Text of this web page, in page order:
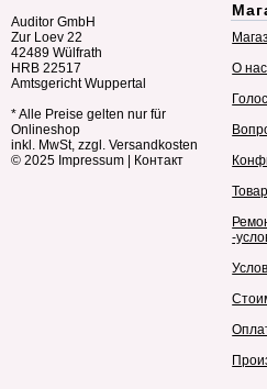
Auditor GmbH
Zur Loev 22
42489 Wülfrath
HRB 22517
Amtsgericht Wuppertal
* Alle Preise gelten nur für
Onlineshop
inkl. MwSt, zzgl. Versandkosten
© 2025 Impressum Контакт
О нас
-